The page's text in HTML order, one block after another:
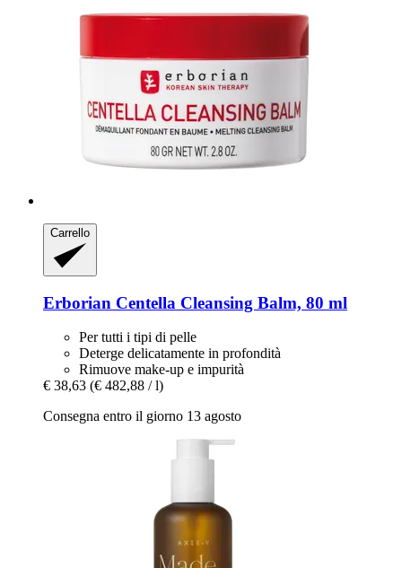
Carrello
Erborian Centella Cleansing Balm, 80 ml
Per tutti i tipi di pelle
Deterge delicatamente in profondità
Rimuove make-up e impurità
€ 38,63 (€ 482,88 / l)
Consegna entro il giorno 13 agosto